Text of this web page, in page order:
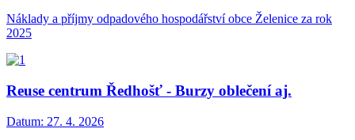
Náklady a příjmy odpadového hospodářství obce Želenice za rok
2025
Reuse centrum Ředhošť - Burzy oblečení aj.
Datum: 27. 4. 2026